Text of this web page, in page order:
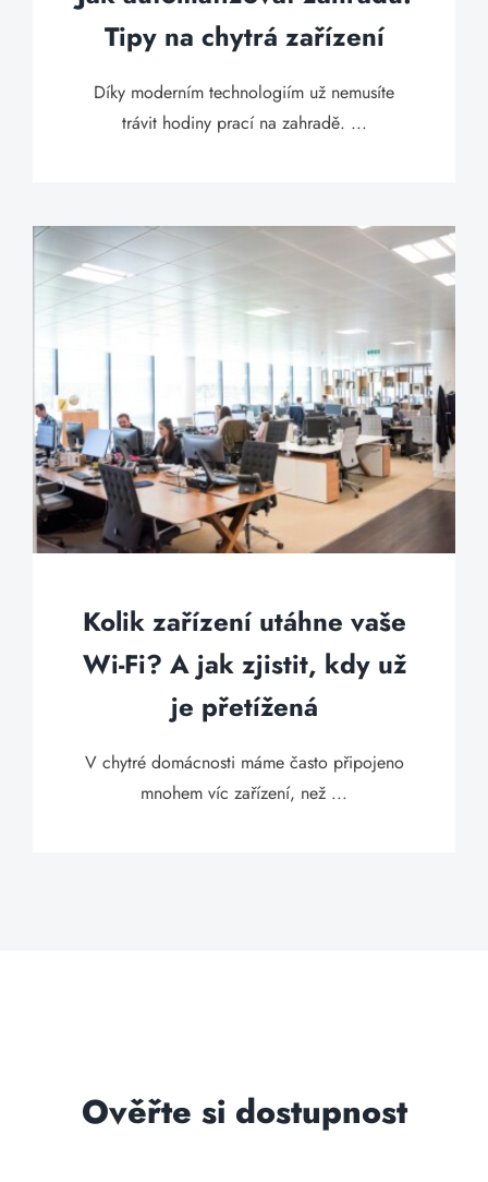
Tipy na chytrá zařízení
Díky moderním technologiím už nemusíte
trávit hodiny prací na zahradě. ...
Kolik zařízení utáhne vaše
Wi-Fi? A jak zjistit, kdy už
je přetížená
V chytré domácnosti máme často připojeno
mnohem víc zařízení, než ...
Ověřte si dostupnost